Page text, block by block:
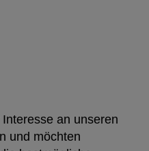
an unseren
und möchten